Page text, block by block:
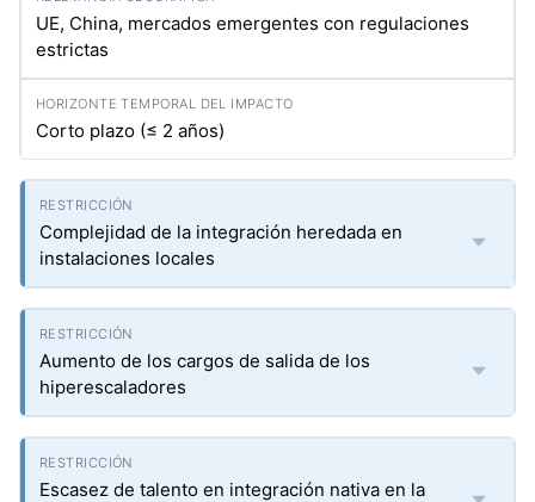
UE, China, mercados emergentes con regulaciones
estrictas
Corto plazo (≤ 2 años)
Complejidad de la integración heredada en
instalaciones locales
Aumento de los cargos de salida de los
hiperescaladores
Escasez de talento en integración nativa en la